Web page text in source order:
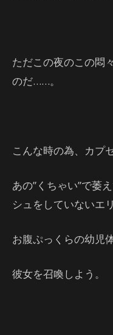
ただこの夜のこの悶
のだ……。
こんな時の為、カプ
あの”くちゃい”で萎
シュをしていないエ
お腹ぷっくらの幼児
彼女を召喚しよう。